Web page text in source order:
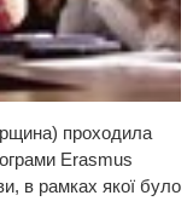
проходила
Erasmus
в рамках якої було